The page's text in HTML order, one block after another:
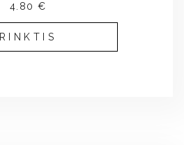
4.80 €
RINKTIS